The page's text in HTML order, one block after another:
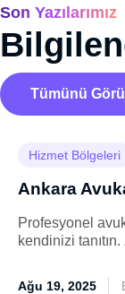
Son Yazılarımız
Tümünü
Hizmet Bölgeleri
Ankara
Profesyonel
kendinizi
Ağu 19, 2025